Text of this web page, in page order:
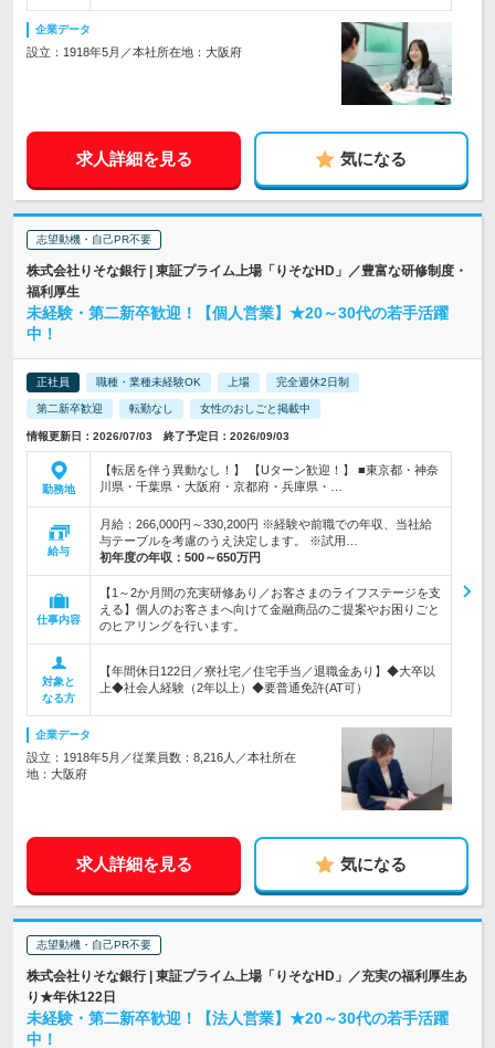
企業データ
設立：1918年5月／本社所在地：大阪府
求人詳細を見る 気になる
志望動機・自己PR不要
株式会社りそな銀行 | 東証プライム上場「りそなHD」／豊富な研修制度・
福利厚生
未経験・第二新卒歓迎！【個人営業】★20～30代の若手活躍
中！
正社員 職種・業種未経験OK 上場 完全週休2日制
第二新卒歓迎 転勤なし 女性のおしごと掲載中
情報更新日：2026/07/03 終了予定日：2026/09/03
勤務地
【転居を伴う異動なし！】 【Uターン歓迎！】 ■東京都・神奈
川県・千葉県・大阪府・京都府・兵庫県・…
給与
月給：266,000円～330,200円 ※経験や前職での年収、当社給
与テーブルを考慮のうえ決定します。 ※試用…
初年度の年収： 500～650万円
仕事内容
【1～2か月間の充実研修あり／お客さまのライフステージを支
える】個人のお客さまへ向けて金融商品のご提案やお困りごと
のヒアリングを行います。
対象と
なる方
【年間休日122日／寮社宅／住宅手当／退職金あり】◆大卒以
上◆社会人経験（2年以上）◆要普通免許(AT可）
企業データ
設立：1918年5月／従業員数：8,216人／本社所在
地：大阪府
求人詳細を見る 気になる
志望動機・自己PR不要
株式会社りそな銀行 | 東証プライム上場「りそなHD」／充実の福利厚生あ
り★年休122日
未経験・第二新卒歓迎！【法人営業】★20～30代の若手活躍
中！